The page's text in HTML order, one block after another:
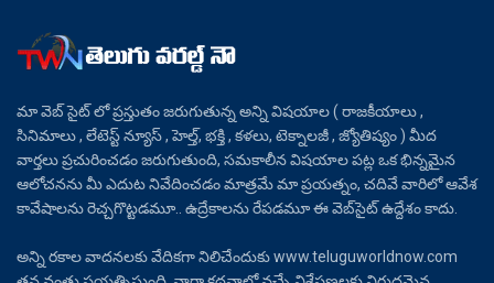
మా వెబ్ సైట్ లో ప్రస్తుతం జరుగుతున్న అన్ని విషయాల ( రాజకీయాలు ,
సినిమాలు , లేటెస్ట్ న్యూస్ , హెల్త్, భక్తి , కళలు, టెక్నాలజీ , జ్యోతిష్యం ) మీద
వార్తలు ప్రచురించడం జరుగుతుంది, సమకాలీన విషయాల పట్ల ఒక భిన్నమైన
ఆలోచనను మీ ఎదుట నివేదించడం మాత్రమే మా ప్రయత్నం, చదివే వారిలో ఆవేశ
కావేషాలను రెచ్చగొట్టడమూ.. ఉద్రేకాలను రేపడమూ ఈ వెబ్‌సైట్ ఉద్దేశం కాదు.
అన్ని రకాల వాదనలకు వేదికగా నిలిచేందుకు www.teluguworldnow.com